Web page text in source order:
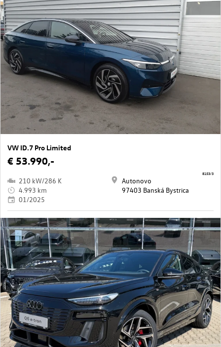
VW ID.7 Pro Limited
€ 53.990,-
210 kW/286 K
4.993 km
01/2025
Autonovo
97403 Banská Bystrica
8153/3